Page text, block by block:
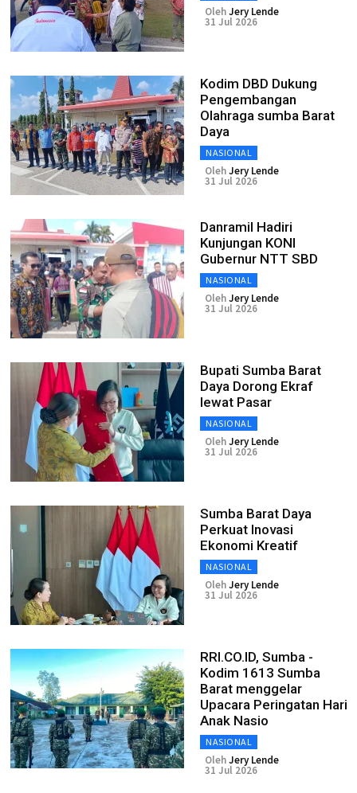
OlehJery Lende
31 Jul 2026
Kodim DBD Dukung
Pengembangan
Olahraga sumba Barat
Daya
NASIONAL
OlehJery Lende
31 Jul 2026
Danramil Hadiri
Kunjungan KONI
Gubernur NTT SBD
NASIONAL
OlehJery Lende
31 Jul 2026
Bupati Sumba Barat
Daya Dorong Ekraf
lewat Pasar
NASIONAL
OlehJery Lende
31 Jul 2026
Sumba Barat Daya
Perkuat Inovasi
Ekonomi Kreatif
NASIONAL
OlehJery Lende
31 Jul 2026
RRI.CO.ID, Sumba -
Kodim 1613 Sumba
Barat menggelar
Upacara Peringatan Hari
Anak Nasio
NASIONAL
OlehJery Lende
31 Jul 2026